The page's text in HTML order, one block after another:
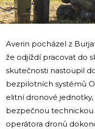
Averin pocházel z
že odjíždí pracovat do
skutečnosti nastoupil
bezpilotních systémů
elitní dronové
bezpečnou technickou
operátora dronů